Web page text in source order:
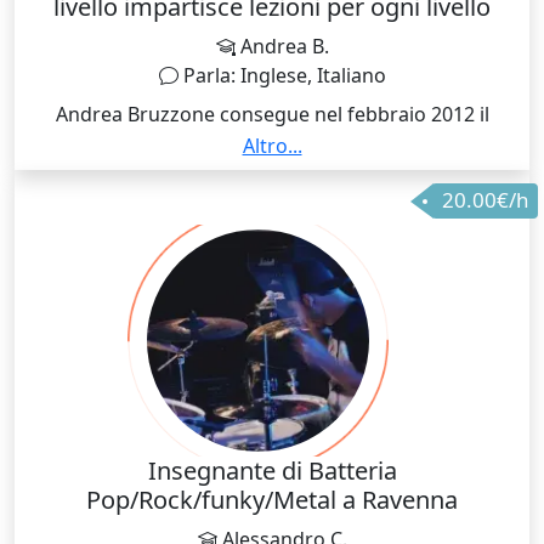
Andrea B.
Parla: Inglese, Italiano
Andrea Bruzzone consegue nel febbraio 2012 il
Diploma Accademico di I livello in Jazz. Partecipa a
svariati seminari negli anni tra i quali Siena Jazz,
Orsara Jazz, Tuscia Jazz dove studia con nomi quali
Jeff Ballard, Mark Guiliana, Greg Hutchinson, Justin
Faulkner e molti altri. Ha frequentato l’anno
accademico 2014/2015 presso il Conservatoire
National Supérieur de Musique et de Danse di Parigi
tornando con diverse menzioni di apprezzamento da
parte dei docenti. Ha collaborato tra gli altri con
Federico Malaman, Roberto Cecchetto, Alberto
Mandarini, Giovanni Falzone, Pino Jodice, Oscar Del
Barba, Destrage, Isao Fujita delle Baby Metal,
Gianluca Ferro e altri. Ha rilasciato sul mercato sotto
il nome di Glory Of The Supervenient due lavori
Altro...
20.00€/h
Insegnante di Batteria
Pop/Rock/funky/Metal a Ravenna